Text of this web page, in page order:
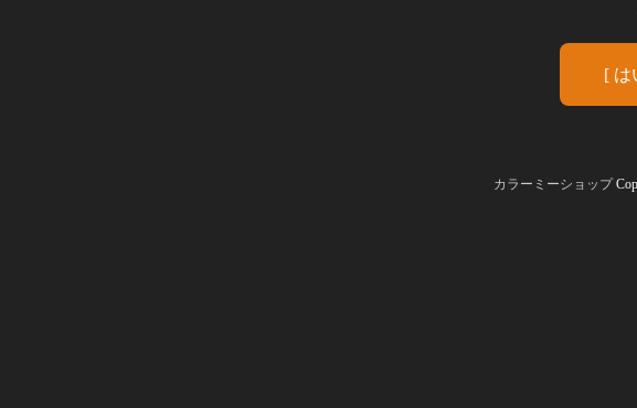
[ は
カラーミーショップ